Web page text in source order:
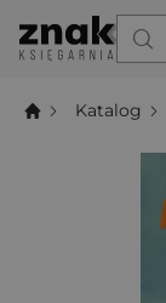
Katalog